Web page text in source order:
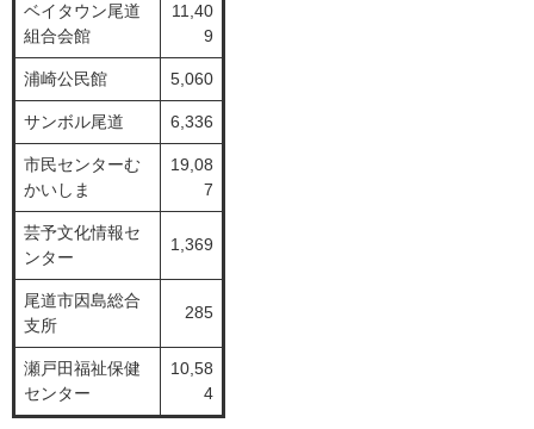
ベイタウン尾道
組合会館
11,40
9
浦崎公民館 5,060
サンボル尾道 6,336
市民センターむ
かいしま
19,08
7
芸予文化情報セ
ンター
1,369
尾道市因島総合
支所
285
瀬戸田福祉保健
センター
10,58
4